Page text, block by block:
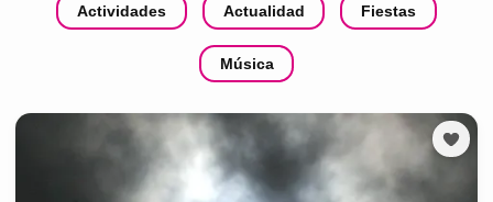
Actividades Actualidad Fiestas
Música